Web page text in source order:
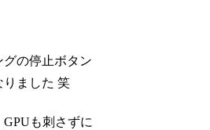
の停止ボタン
りました 笑
も刺さずに